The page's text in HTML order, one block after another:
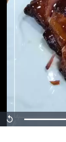
Replay